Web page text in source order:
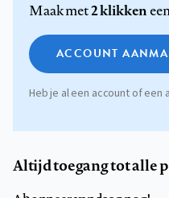
Maak met2 klikken
ACCOUNT
Heb je al een account of een
Altijd toegang tot alle